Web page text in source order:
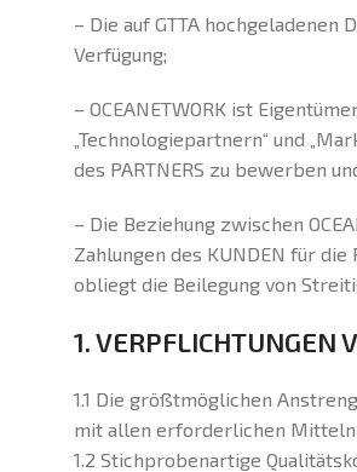
– Die auf GTTA
Verfügung;
– OCEANETWORK ist
„Technologiepartnern“ und
des PARTNERS zu bewerben
– Die Beziehung zwischen
Zahlungen des KUNDEN für die
obliegt die Beilegung von
1. VERPFLICHTUNGEN
1.1 Die größtmöglichen
mit allen erforderlichen
1.2 Stichprobenartige